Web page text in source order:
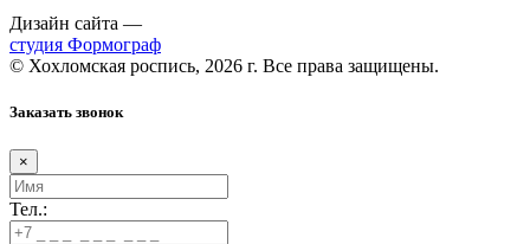
Дизайн сайта —
студия Формограф
© Хохломская роспись, 2026 г. Все права защищены.
Заказать звонок
×
Тел.: